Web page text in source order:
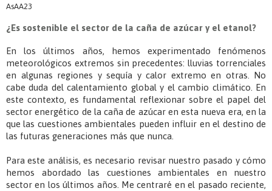
AsAA23
¿Es sostenible el sector de la caña de azúcar y el etanol?
En los últimos años, hemos experimentado fenómenos
meteorológicos extremos sin precedentes: lluvias torrenciales
en algunas regiones y sequía y calor extremo en otras. No
cabe duda del calentamiento global y el cambio climático. En
este contexto, es fundamental reflexionar sobre el papel del
sector energético de la caña de azúcar en esta nueva era, en la
que las cuestiones ambientales pueden influir en el destino de
las futuras generaciones más que nunca.
Para este análisis, es necesario revisar nuestro pasado y cómo
hemos abordado las cuestiones ambientales en nuestro
sector en los últimos años. Me centraré en el pasado reciente,